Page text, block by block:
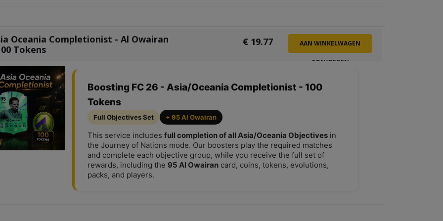
Oceania Completionist - Al Owairan
Tokens
€ 19.77 AAN WINKELWAGEN
TOEVOEGEN
Boosting FC 26 - Asia/Oceania Completionist - 100
Tokens
Full Objectives Set + 95 Al Owairan
This service includes full completion of all Asia/Oceania Objectives in
the Journey of Nations mode. Our boosters play the required matches
and complete each objective group, while you receive the full set of
rewards, including the 95 Al Owairan card, coins, tokens, evolutions,
packs, and players.